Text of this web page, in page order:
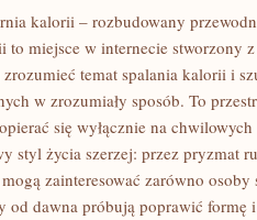
kalorii – rozbudowany
to miejsce w internecie stworzony
temat spalania kalorii i
w zrozumiały sposób. To
się wyłącznie na
styl życia szerzej: przez pryzmat
zainteresować zarówno
od dawna próbują poprawić formę